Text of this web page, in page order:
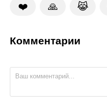
❤️ 🙏 😹
Комментарии